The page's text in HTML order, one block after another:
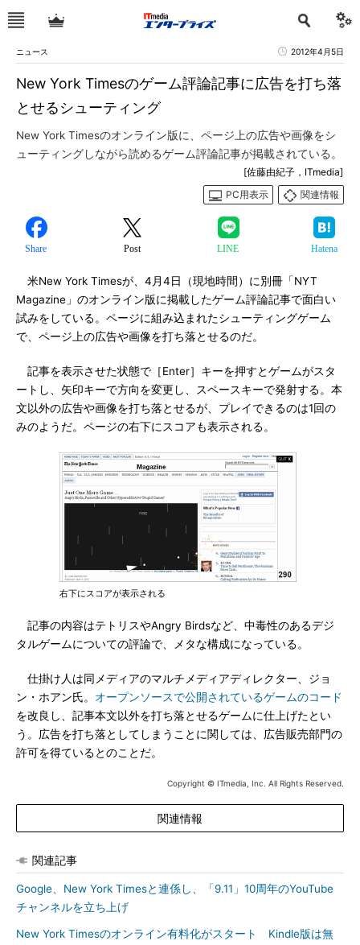
ニュース 2012年4月5日
New York Timesのゲーム評論記事に広告を打ち落
とせるシューティング
New York Timesのオンライン版に、ページ上の広告や画像をシ
ューティングしながら読めるゲーム評論記事が掲載されている。
[佐藤由紀子，ITmedia]
PC用表示
関連情報
Share Post LINE Hatena
米New York Timesが、4月4日（現地時間）に別冊「NYT
Magazine」のオンライン版に掲載したゲーム評論記事で面白い
試みをしている。ページに組み込まれたシューティングゲーム
で、ページ上の広告や画像を打ち落とせるのだ。
記事を表示させた状態で［Enter］キーを押すとゲームがスタ
ートし、矢印キーで方向を変更し、スペースキーで発射する。本
文以外の広告や画像を打ち落とせるが、プレイできるのは1回の
みのようだ。ページの右下にスコアも表示される。
右下にスコアが表示される
記事の内容はテトリスやAngry Birdsなど、中毒性のあるデジ
タルゲームについての評論で、メタな構成になっている。
仕掛け人は同メディアのマルチメディアディレクター、ジョ
ン・ホアン氏。 オープンソースで公開されているゲームのコード
を改良し、記事本文以外を打ち落とせるゲームに仕上げたとい
う。広告を打ち落としてしまうことに関しては、広告販売部門の
許可を得ているとのことだ。
Copyright © ITmedia, Inc. All Rights Reserved.
関連情報
関連記事
Google、New York Timesと連係し、「9.11」10周年のYouTube
チャンネルを立ち上げ
New York Timesのオンライン有料化がスタート Kindle版は無